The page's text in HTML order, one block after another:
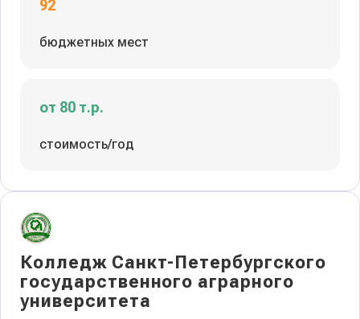
92
бюджетных мест
от 80 т.р.
стоимость/год
Колледж Санкт-Петербургского
государственного аграрного
университета